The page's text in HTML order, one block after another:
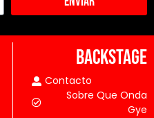
BACKSTAGE
Contacto
Sobre Que Onda
Gye